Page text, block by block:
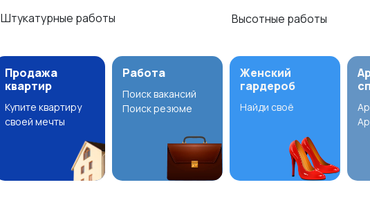
Штукатурные работы Высотные работы
Продажа
квартир
Купите квартиру
своей мечты
Работа
Поиск вакансий
Поиск резюме
Женский
гардероб
Найди своё